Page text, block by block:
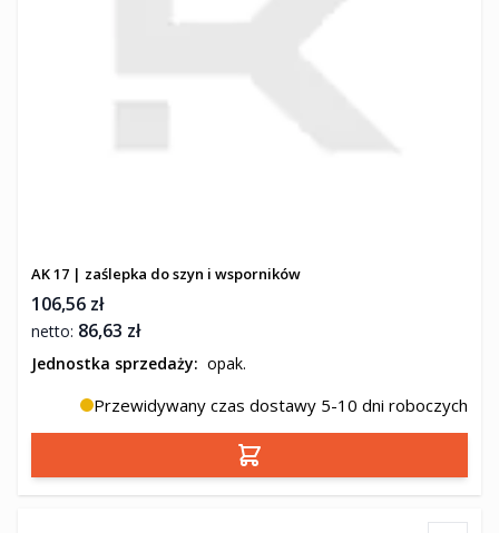
AK 17 | zaślepka do szyn i wsporników
106,56 zł
86,63 zł
Jednostka sprzedaży: opak.
Przewidywany czas dostawy 5-10 dni roboczych
Dodaj do koszyka